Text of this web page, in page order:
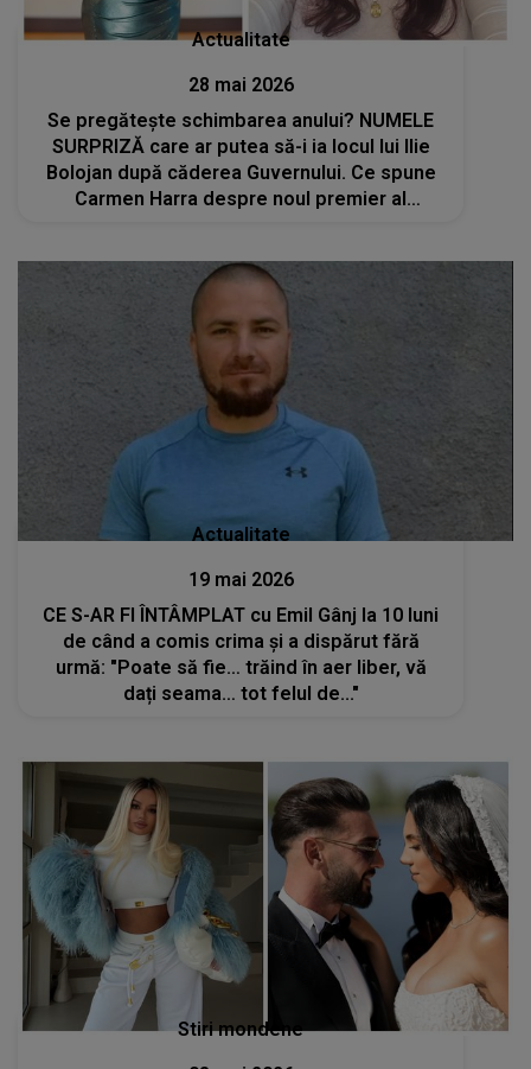
Actualitate
28 mai 2026
Se pregătește schimbarea anului? NUMELE
SURPRIZĂ care ar putea să-i ia locul lui Ilie
Bolojan după căderea Guvernului. Ce spune
Carmen Harra despre noul premier al
Actualitate
19 mai 2026
CE S-AR FI ÎNTÂMPLAT cu Emil Gânj la 10 luni
de când a comis crima și a dispărut fără
urmă: "Poate să fie… trăind în aer liber, vă
dați seama… tot felul de..."
Stiri mondene